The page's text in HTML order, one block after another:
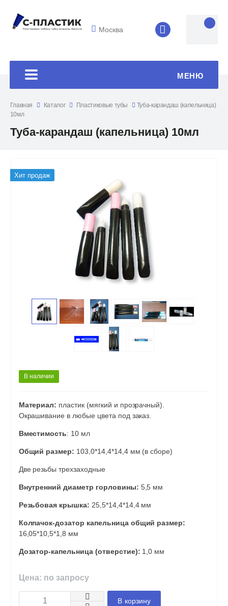
Москва 8 (4852) 33-
МЕНЮ
Главная Каталог Пластиковые тубы
Туба-карандаш (капельница)
10мл
Туба-карандаш (капельница) 10мл
Хит продаж
В наличии
Материал: пластик (мягкий и прозрачный).
Окрашивание в любые цвета под заказ.
Вместимость: 10 мл
Общий размер: 103,0*14,4*14,4 мм (в сборе)
Две резьбы трехзаходные
Внутренний диаметр горловины: 5,5 мм
Резьбовая крышка: 25,5*14,4*14,4 мм
Колпачок-дозатор капельница общий размер:
16,05*10,5*1,8 мм
Дозатор-капельница (отверстие): 1,0 мм
Цена: по запросу
В корзину